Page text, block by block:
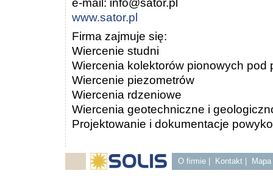
e-mail: info@sator.pl
www.sator.pl
Firma zajmuje się:
Wiercenie studni
Wiercenia kolektorów pionowych pod
Wiercenie piezometrów
Wiercenia rdzeniowe
Wiercenia geotechniczne i
Projektowanie i dokumentacje
O firmie Kontakt